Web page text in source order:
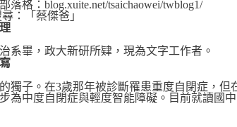
落格：blog.xuite.net/tsaichaowei/twblog1/
：「蔡傑爸」
系畢，政大新研所肄，現為文字工作者。
獨子。在3歲那年被診斷罹患重度自閉症，
為中度自閉症與輕度智能障礙。目前就讀國